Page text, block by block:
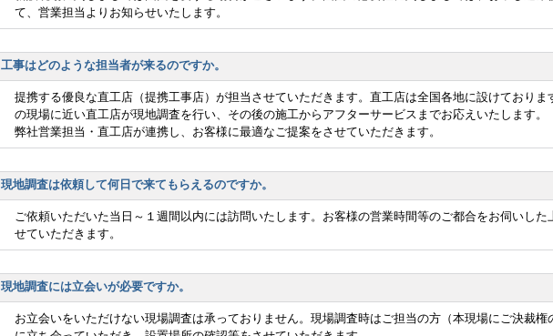
て、営業担当よりお知らせいたします。
工事はどのような担当者が来るのですか。
提携する優良な直工店（提携工事店）が担当させていただきます。直工店は全国各地に設けておりま
の現場に近い直工店が現地調査を行い、その後の施工からアフターサービスまでお応えいたします。
弊社営業担当・直工店が連携し、お客様に最適なご提案をさせていただきます。
現地調査は依頼して何日で来てもらえるのですか。
ご依頼いただいた当日～１週間以内には訪問いたします。お客様の営業時間等のご都合をお伺いした
せていただきます。
現地調査には立会いが必要ですか。
お立会いをいただけない現場調査は承っておりません。現場調査時はご担当の方（本現場にご決裁権